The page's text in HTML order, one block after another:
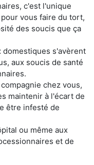
c'est l'unique
vous faire du tort,
des soucis que ça
domestiques s'avèrent
aux soucis de santé
chez vous,
maintenir à l'écart de
être infesté de
ou même aux
et de